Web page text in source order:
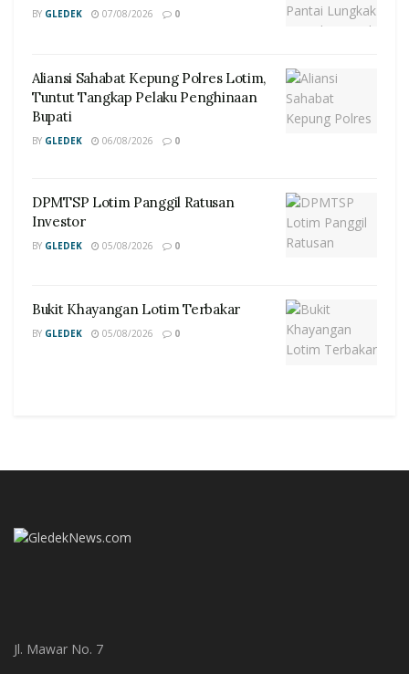
BY GLEDEK 07/08/2026 0
Aliansi Sahabat Kepung Polres Lotim,
Tuntut Tangkap Pelaku Penghinaan
Bupati
BY GLEDEK 06/08/2026 0
DPMTSP Lotim Panggil Ratusan
Investor
BY GLEDEK 05/08/2026 0
Bukit Khayangan Lotim Terbakar
BY GLEDEK 05/08/2026 0
Jl. Mawar No. 7